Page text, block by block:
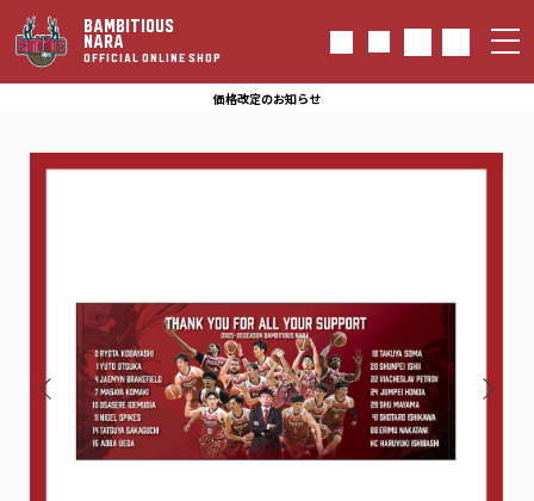
BAMBITIOUS
NARA
OFFICIAL ONLINE SHOP
価格改定のお知らせ